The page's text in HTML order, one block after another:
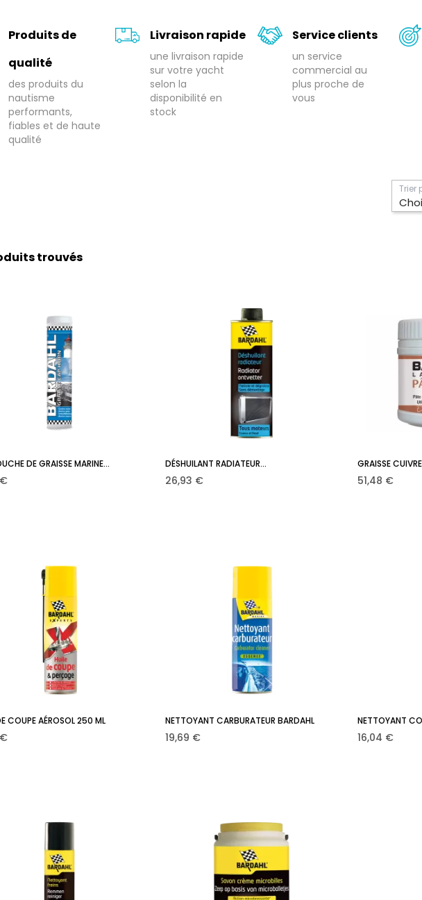
Produits de
qualité
des produits du
nautisme
performants,
fiables et de haute
qualité
Livraison rapide
une livraison rapide
sur votre yacht
selon la
disponibilité en
stock
Service clients
un service
commercial au
plus proche de
vous
Trier
trouvés
Ajouter au panier
DE GRAISSE MARINE... Ajouter au panier
DÉSHUILANT RADIATEUR...
Prix
26,93 €
GRAISSE
Prix
51,48 €
Ajouter au panier
COUPE AÉROSOL 250 ML Ajouter au panier
NETTOYANT CARBURATEUR BARDAHL
Prix
19,69 €
NETTOYANT
Prix
16,04 €